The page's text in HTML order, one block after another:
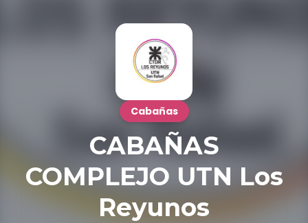
Cabañas
CABAÑAS
COMPLEJO UTN Los
Reyunos